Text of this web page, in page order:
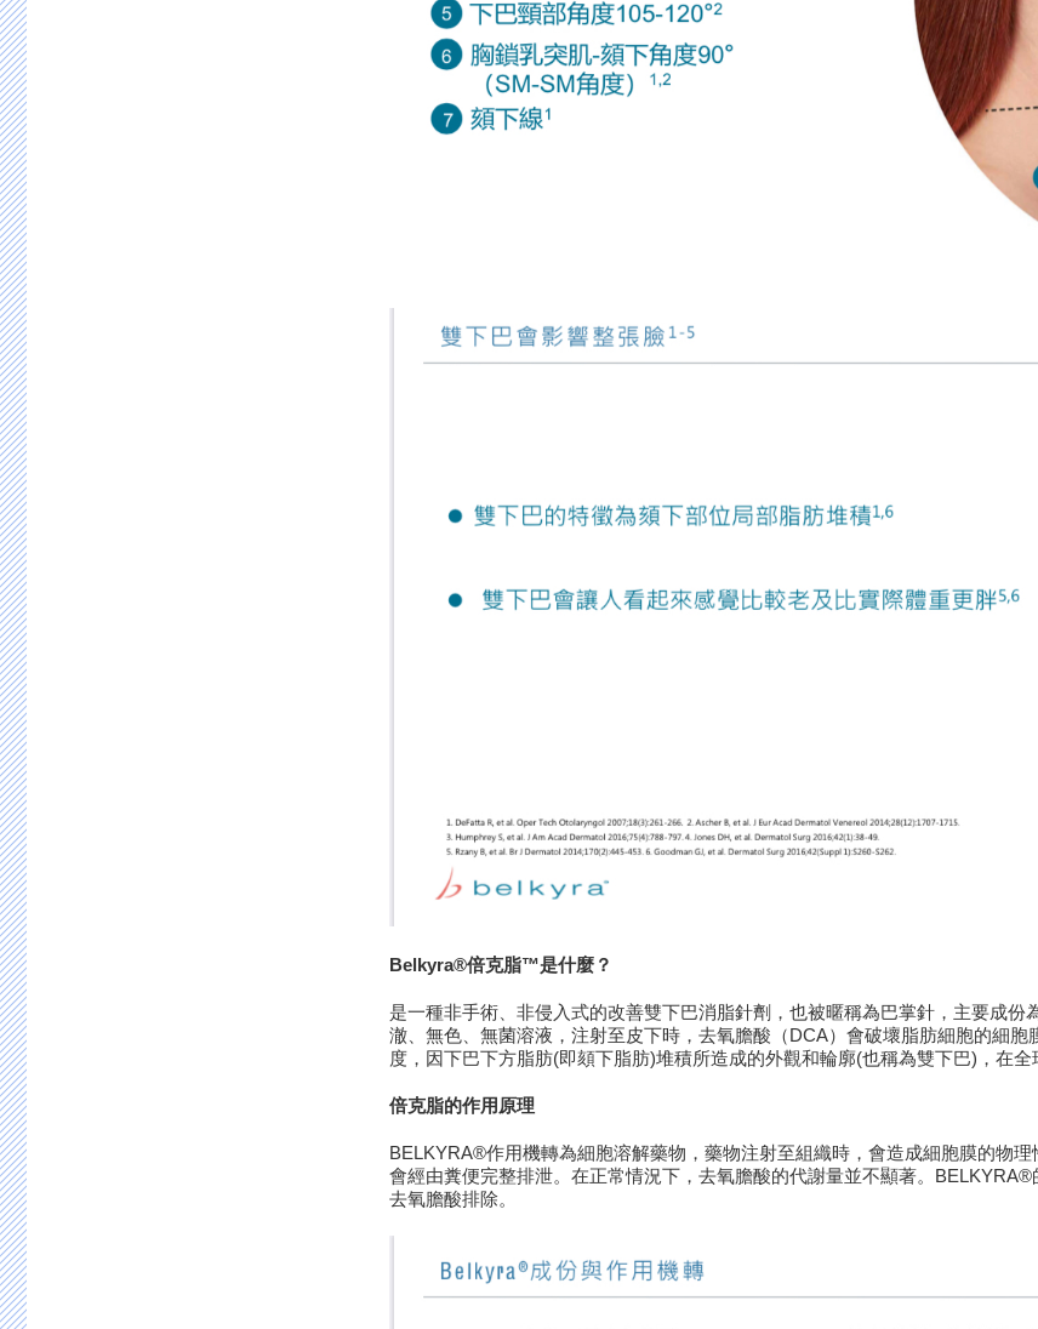
Belkyra®倍克脂™是什麼？
是一種非手術、非侵入式的改善雙下巴消脂針劑，也被暱稱為巴掌針，主要成
澈、無色、無菌溶液，注射至皮下時，去氧膽酸（DCA）會破壞脂肪細胞的細
度，因下巴下方脂肪(即頦下脂肪)堆積所造成的外觀和輪廓(也稱為雙下巴)，在
倍克脂的作用原理
BELKYRA®作用機轉為細胞溶解藥物，藥物注射至組織時，會造成細胞膜的物
會經由糞便完整排泄。在正常情況下，去氧膽酸的代謝量並不顯著。
去氧膽酸排除。